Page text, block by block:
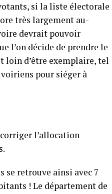
si la liste électorale
très largement au-
devrait pouvoir
l’on décide de prendre le
loin d’être exemplaire, tel
pour siéger à
l’allocation
se retrouve ainsi avec 7
! Le département de